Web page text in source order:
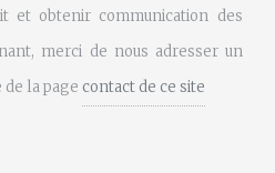
et obtenir communication des
merci de nous adresser un
la page contact de ce site